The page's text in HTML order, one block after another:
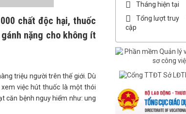
chất độc hại, thuốc
nặng cho không ít
triệu người trên thế giới. Dù
việc hút thuốc là một thói
căn bệnh nguy hiểm như: ung
Tháng hiện tại
Tổng lượt truy
cập